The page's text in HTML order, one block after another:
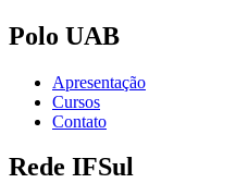
Polo UAB
Apresentação
Cursos
Contato
Rede IFSul